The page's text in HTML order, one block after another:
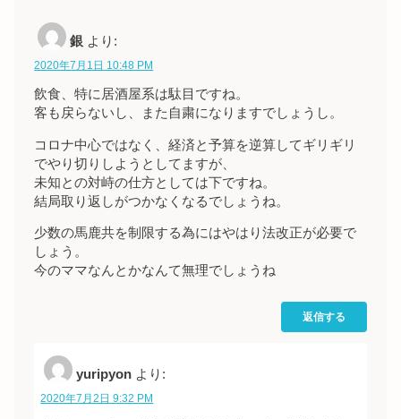
銀 より:
2020年7月1日 10:48 PM
飲食、特に居酒屋系は駄目ですね。
客も戻らないし、また自粛になりますでしょうし。
コロナ中心ではなく、経済と予算を逆算してギリギリ
でやり切りしようとしてますが、
未知との対峙の仕方としては下ですね。
結局取り返しがつかなくなるでしょうね。
少数の馬鹿共を制限する為にはやはり法改正が必要で
しょう。
今のママなんとかなんて無理でしょうね
返信する
yuripyon より:
2020年7月2日 9:32 PM